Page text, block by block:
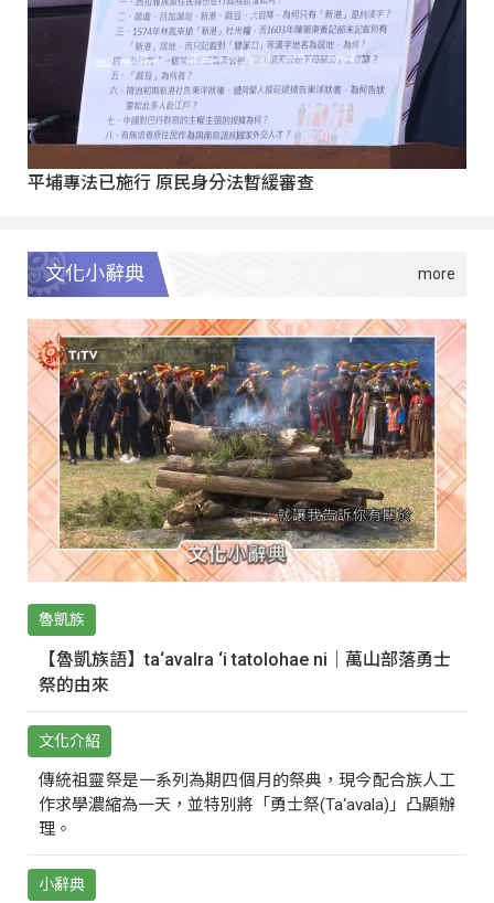
平埔專法已施行 原民身分法暫緩審查
文化小辭典
魯凱族
【魯凱族語】ta‘avalra ‘i tatolohae ni｜萬山部落勇士
祭的由來
文化介紹
傳統祖靈祭是一系列為期四個月的祭典，現今配合族人工
作求學濃縮為一天，並特別將「勇士祭(Ta‘avala)」凸顯辦
理。
小辭典